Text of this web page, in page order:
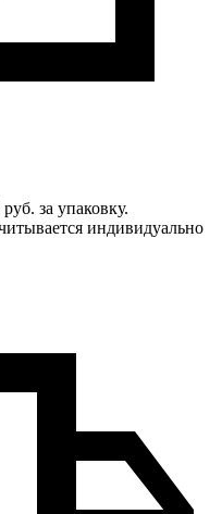
за упаковку.
индивидуально